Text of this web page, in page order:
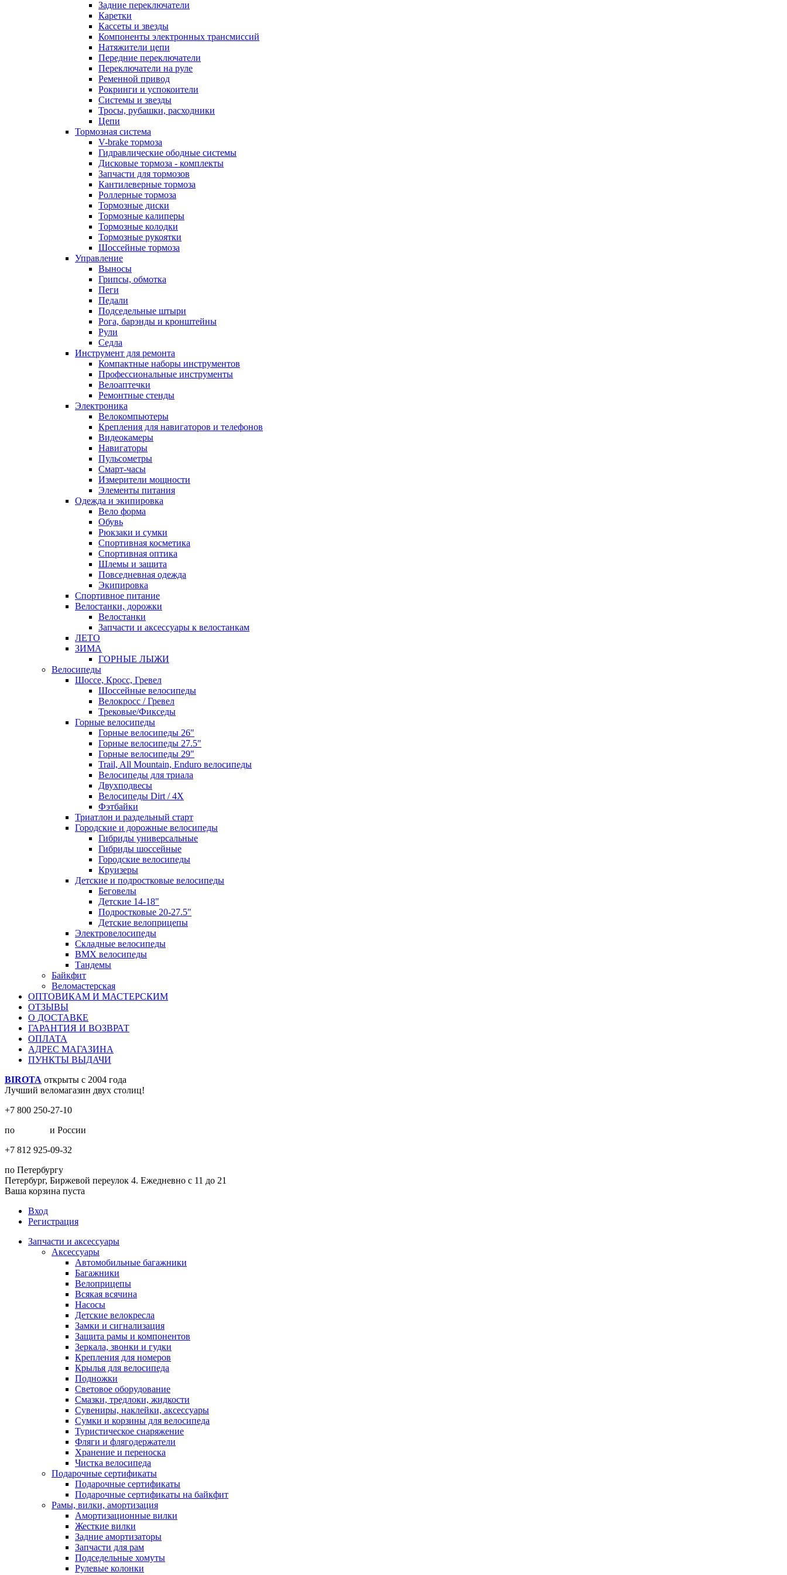
Задние переключатели
Каретки
Кассеты и звезды
Компоненты электронных трансмиссий
Натяжители цепи
Передние переключатели
Переключатели на руле
Ременной привод
Рокринги и успокоители
Системы и звезды
Тросы, рубашки, расходники
Цепи
Тормозная система
V-brake тормоза
Гидравлические ободные системы
Дисковые тормоза - комплекты
Запчасти для тормозов
Кантилеверные тормоза
Роллерные тормоза
Тормозные диски
Тормозные калиперы
Тормозные колодки
Тормозные рукоятки
Шоссейные тормоза
Управление
Выносы
Грипсы, обмотка
Пеги
Педали
Подседельные штыри
Рога, барэнды и кронштейны
Рули
Седла
Инструмент для ремонта
Компактные наборы инструментов
Профессиональные инструменты
Велоаптечки
Ремонтные стенды
Электроника
Велокомпьютеры
Крепления для навигаторов и телефонов
Видеокамеры
Навигаторы
Пульсометры
Смарт-часы
Измерители мощности
Элементы питания
Одежда и экипировка
Вело форма
Обувь
Рюкзаки и сумки
Спортивная косметика
Спортивная оптика
Шлемы и защита
Повседневная одежда
Экипировка
Спортивное питание
Велостанки, дорожки
Велостанки
Запчасти и аксессуары к велостанкам
ЛЕТО
ЗИМА
ГОРНЫЕ ЛЫЖИ
Велосипеды
Шоссе, Кросс, Гревел
Шоссейные велосипеды
Велокросс / Гревел
Трековые/Фикседы
Горные велосипеды
Горные велосипеды 26"
Горные велосипеды 27.5"
Горные велосипеды 29"
Trail, All Mountain, Enduro велосипеды
Велосипеды для триала
Двухподвесы
Велосипеды Dirt / 4X
Фэтбайки
Триатлон и раздельный старт
Городские и дорожные велосипеды
Гибриды универсальные
Гибриды шоссейные
Городские велосипеды
Круизеры
Детские и подростковые велосипеды
Беговелы
Детские 14-18"
Подростковые 20-27.5"
Детские велоприцепы
Электровелосипеды
Складные велосипеды
BMX велосипеды
Тандемы
Байкфит
Веломастерская
ОПТОВИКАМ И МАСТЕРСКИМ
ОТЗЫВЫ
О ДОСТАВКЕ
ГАРАНТИЯ И ВОЗВРАТ
ОПЛАТА
АДРЕС МАГАЗИНА
ПУНКТЫ ВЫДАЧИ
BIROTA открыты с 2004 года
Лучший веломагазин двух столиц!
+7 800 250-27-10
по
и России
+7 812 925-09-32
по Петербургу
Петербург, Биржевой переулок 4. Ежедневно с 11 до 21
Ваша корзина пуста
Вход
Регистрация
Запчасти и аксессуары
Аксессуары
Автомобильные багажники
Багажники
Велоприцепы
Всякая всячина
Насосы
Детские велокресла
Замки и сигнализация
Защита рамы и компонентов
Зеркала, звонки и гудки
Крепления для номеров
Крылья для велосипеда
Подножки
Световое оборудование
Смазки, тредлоки, жидкости
Сувениры, наклейки, аксессуары
Сумки и корзины для велосипеда
Туристическое снаряжение
Фляги и флягодержатели
Хранение и переноска
Чистка велосипеда
Подарочные сертификаты
Подарочные сертификаты
Подарочные сертификаты на байкфит
Рамы, вилки, амортизация
Амортизационные вилки
Жесткие вилки
Задние амортизаторы
Запчасти для рам
Подседельные хомуты
Рулевые колонки